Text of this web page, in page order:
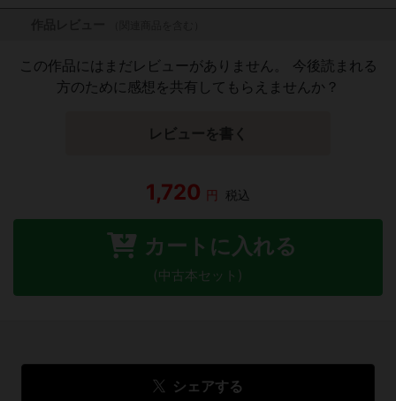
この作品にはまだレビューがありません。 今後読まれる
方のために感想を共有してもらえませんか？
レビューを書く
1,720 円 税込
カートに入れる
(中古本セット)
シェアする